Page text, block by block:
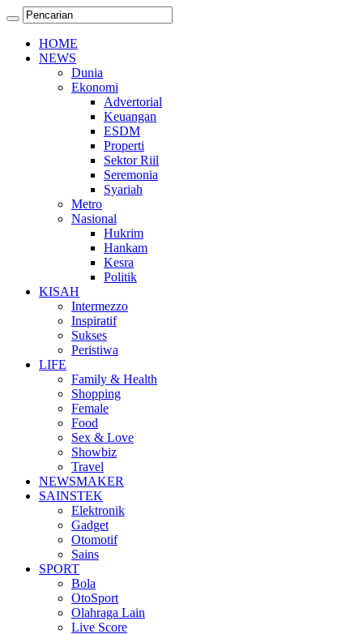
HOME
NEWS
Dunia
Ekonomi
Advertorial
Keuangan
ESDM
Properti
Sektor Riil
Seremonia
Syariah
Metro
Nasional
Hukrim
Hankam
Kesra
Politik
KISAH
Intermezzo
Inspiratif
Sukses
Peristiwa
LIFE
Family & Health
Shopping
Female
Food
Sex & Love
Showbiz
Travel
NEWSMAKER
SAINSTEK
Elektronik
Gadget
Otomotif
Sains
SPORT
Bola
OtoSport
Olahraga Lain
Live Score